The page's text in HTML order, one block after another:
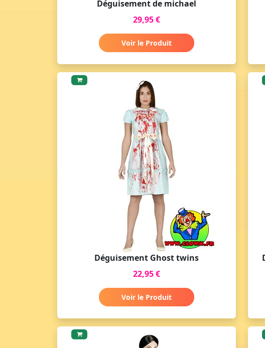
Déguisement de michael
29,95 €
Voir le Produit
Déguisement Ghost twins
22,95 €
Voir le Produit